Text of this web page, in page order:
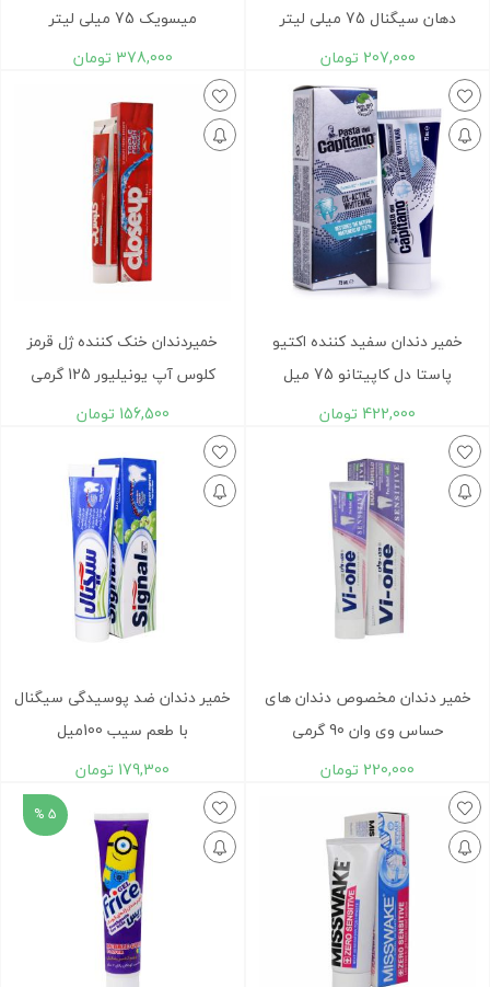
دهان سیگنال 75 میلی لیتر
207,000 تومان
میسویک 75 میلی لیتر
378,000 تومان
خمیر دندان سفید کننده اکتیو
پاستا دل کاپیتانو 75 میل
422,000 تومان
خمیردندان خنک کننده ژل قرمز
کلوس آپ یونیلیور 125 گرمی
156,500 تومان
خمیر دندان مخصوص دندان های
حساس وی وان 90 گرمی
220,000 تومان
خمیر دندان ضد‌ پوسیدگی سیگنال
با طعم سیب 100میل
179,300 تومان
5 %